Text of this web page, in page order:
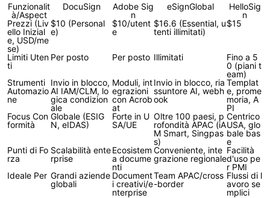
Funzionalit
à/Aspect
DocuSign
Adobe Sig
n
eSignGlobal
HelloSig
n
Prezzi (Liv
ello Inizial
e, USD/me
se)
$10 (Personal
e)
$10/utent
e
$16.6 (Essential, u
tenti illimitati)
$15
Limiti Uten
ti
Per posto Per posto Illimitati
Fino a 5
0 (piani t
eam)
Strumenti
Automazio
ne
Invio in blocco,
AI IAM/CLM, lo
gica condizion
ale
Moduli, int
egrazioni
con Acrob
at
Invio in blocco, ria
ssuntore AI, webh
ook
Templat
e, prome
moria, A
PI
Focus Con
formità
Globale (ESIG
N, eIDAS)
Forte in U
SA/UE
Oltre 100 paesi, p
rofondità APAC (iA
M Smart, Singpas
s)
Centrico
USA, glo
bale bas
e
Punti di Fo
rza
Scalabilità ente
rprise
Ecosistem
a docume
nti
Conveniente, inte
grazione regionale
Facilità
d'uso pe
r PMI
Ideale Per Grandi aziende
globali
Document
i creativi/e
nterprise
Team APAC/cross
-border
Flussi di l
avoro se
mplici